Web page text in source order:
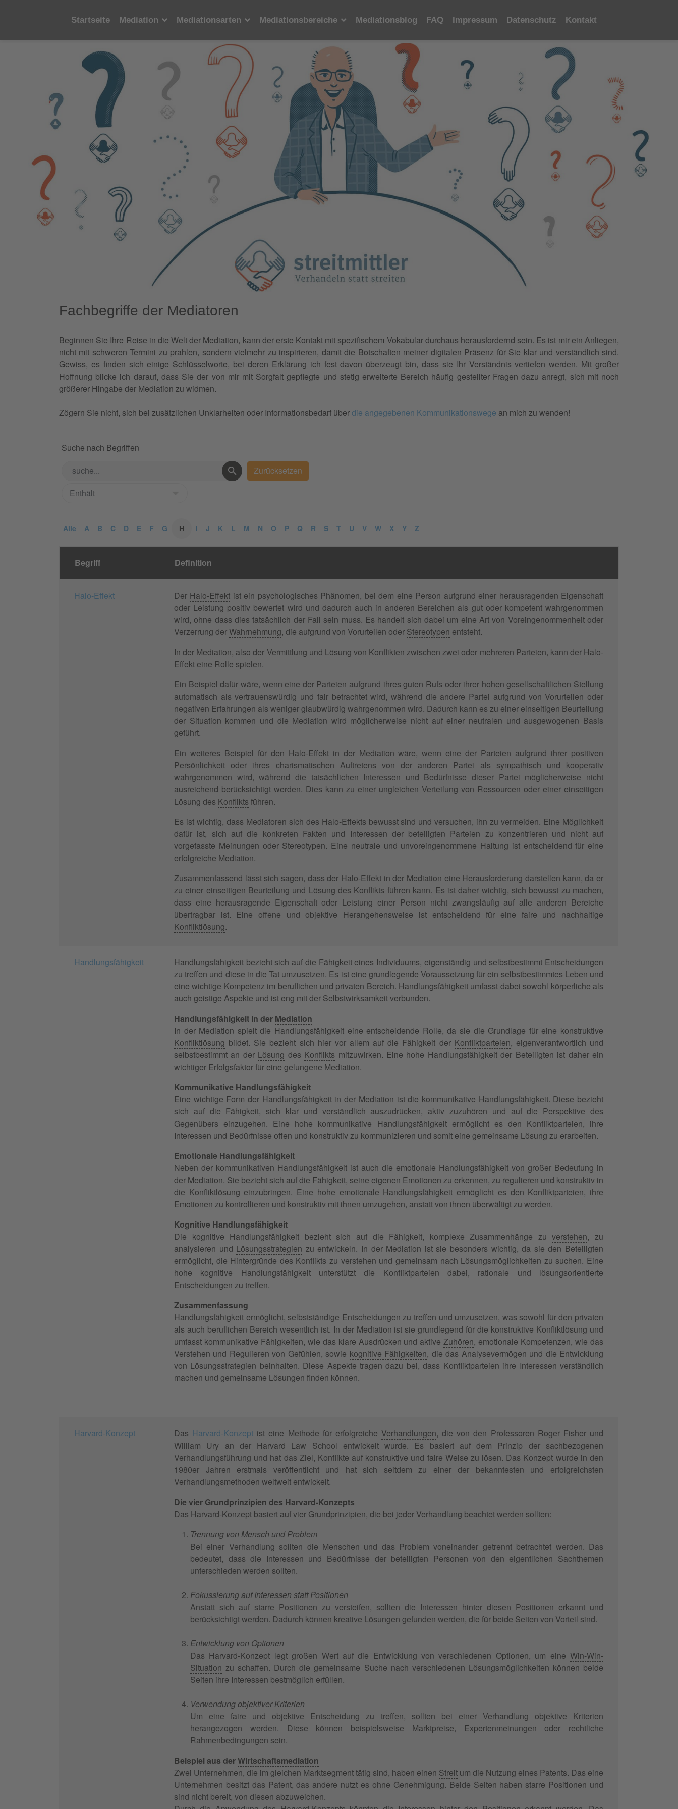
Startseite Mediation Mediationsarten Mediationsbereiche Mediationsblog FAQ Impressum Datenschutz Kontakt
Fachbegriffe der Mediatoren
Beginnen Sie Ihre Reise in die Welt der Mediation, kann der erste Kontakt mit spezifischem Vokabular durchaus herausfordernd sein. Es ist mir ein Anliegen,
nicht mit schweren Termini zu prahlen, sondern vielmehr zu inspirieren, damit die Botschaften meiner digitalen Präsenz für Sie klar und verständlich sind.
Gewiss, es finden sich einige Schlüsselworte, bei deren Erklärung ich fest davon überzeugt bin, dass sie Ihr Verständnis vertiefen werden. Mit großer
Hoffnung blicke ich darauf, dass Sie der von mir mit Sorgfalt gepflegte und stetig erweiterte Bereich häufig gestellter Fragen dazu anregt, sich mit noch
größerer Hingabe der Mediation zu widmen.
Zögern Sie nicht, sich bei zusätzlichen Unklarheiten oder Informationsbedarf überdie angegebenen Kommunikationswege an mich zu wenden!
Suche nach Begriffen
Alle A B C D E F G H I J K L M N O P Q R S T U V W X Y Z
Begriff Definition
Halo-Effekt Der Halo-Effekt ist ein psychologisches Phänomen, bei dem eine Person aufgrund einer herausragenden Eigenschaft
oder Leistung positiv bewertet wird und dadurch auch in anderen Bereichen als gut oder kompetent wahrgenommen
wird, ohne dass dies tatsächlich der Fall sein muss. Es handelt sich dabei um eine Art von Voreingenommenheit oder
Verzerrung derWahrnehmung, die aufgrund von Vorurteilen oder Stereotypen entsteht.
In der Mediation, also der Vermittlung und Lösung von Konflikten zwischen zwei oder mehreren Parteien, kann der Halo-
Effekt eine Rolle spielen.
Ein Beispiel dafür wäre, wenn eine der Parteien aufgrund ihres guten Rufs oder ihrer hohen gesellschaftlichen Stellung
automatisch als vertrauenswürdig und fair betrachtet wird, während die andere Partei aufgrund von Vorurteilen oder
negativen Erfahrungen als weniger glaubwürdig wahrgenommen wird. Dadurch kann es zu einer einseitigen Beurteilung
der Situation kommen und die Mediation wird möglicherweise nicht auf einer neutralen und ausgewogenen Basis
geführt.
Ein weiteres Beispiel für den Halo-Effekt in der Mediation wäre, wenn eine der Parteien aufgrund ihrer positiven
Persönlichkeit oder ihres charismatischen Auftretens von der anderen Partei als sympathisch und kooperativ
wahrgenommen wird, während die tatsächlichen Interessen und Bedürfnisse dieser Partei möglicherweise nicht
ausreichend berücksichtigt werden. Dies kann zu einer ungleichen Verteilung von Ressourcen oder einer einseitigen
Lösung des Konflikts führen.
Es ist wichtig, dass Mediatoren sich des Halo-Effekts bewusst sind und versuchen, ihn zu vermeiden. Eine Möglichkeit
dafür ist, sich auf die konkreten Fakten und Interessen der beteiligten Parteien zu konzentrieren und nicht auf
vorgefasste Meinungen oder Stereotypen. Eine neutrale und unvoreingenommene Haltung ist entscheidend für eine
erfolgreiche Mediation.
Zusammenfassend lässt sich sagen, dass der Halo-Effekt in der Mediation eine Herausforderung darstellen kann, da er
zu einer einseitigen Beurteilung und Lösung des Konflikts führen kann. Es ist daher wichtig, sich bewusst zu machen,
dass eine herausragende Eigenschaft oder Leistung einer Person nicht zwangsläufig auf alle anderen Bereiche
übertragbar ist. Eine offene und objektive Herangehensweise ist entscheidend für eine faire und nachhaltige
Konfliktlösung.
Handlungsfähigkeit Handlungsfähigkeit bezieht sich auf die Fähigkeit eines Individuums, eigenständig und selbstbestimmt Entscheidungen
zu treffen und diese in die Tat umzusetzen. Es ist eine grundlegende Voraussetzung für ein selbstbestimmtes Leben und
eine wichtige Kompetenz im beruflichen und privaten Bereich. Handlungsfähigkeit umfasst dabei sowohl körperliche als
auch geistige Aspekte und ist eng mit der Selbstwirksamkeitverbunden.
Handlungsfähigkeit in der Mediation
In der Mediation spielt die Handlungsfähigkeit eine entscheidende Rolle, da sie die Grundlage für eine konstruktive
Konfliktlösung bildet. Sie bezieht sich hier vor allem auf die Fähigkeit der Konfliktparteien, eigenverantwortlich und
selbstbestimmt an der Lösung des Konflikts mitzuwirken. Eine hohe Handlungsfähigkeit der Beteiligten ist daher ein
wichtiger Erfolgsfaktor für eine gelungene Mediation.
Kommunikative Handlungsfähigkeit
Eine wichtige Form der Handlungsfähigkeit in der Mediation ist die kommunikative Handlungsfähigkeit. Diese bezieht
sich auf die Fähigkeit, sich klar und verständlich auszudrücken, aktiv zuzuhören und auf die Perspektive des
Gegenübers einzugehen. Eine hohe kommunikative Handlungsfähigkeit ermöglicht es den Konfliktparteien, ihre
Interessen und Bedürfnisse offen und konstruktiv zu kommunizieren und somit eine gemeinsame Lösung zu erarbeiten.
Emotionale Handlungsfähigkeit
Neben der kommunikativen Handlungsfähigkeit ist auch die emotionale Handlungsfähigkeit von großer Bedeutung in
der Mediation. Sie bezieht sich auf die Fähigkeit, seine eigenen Emotionen zu erkennen, zu regulieren und konstruktiv in
die Konfliktlösung einzubringen. Eine hohe emotionale Handlungsfähigkeit ermöglicht es den Konfliktparteien, ihre
Emotionen zu kontrollieren und konstruktiv mit ihnen umzugehen, anstatt von ihnen überwältigt zu werden.
Kognitive Handlungsfähigkeit
Die kognitive Handlungsfähigkeit bezieht sich auf die Fähigkeit, komplexe Zusammenhänge zuverstehen, zu
analysieren und Lösungsstrategien zu entwickeln. In der Mediation ist sie besonders wichtig, da sie den Beteiligten
ermöglicht, die Hintergründe des Konflikts zu verstehen und gemeinsam nach Lösungsmöglichkeiten zu suchen. Eine
hohe kognitive Handlungsfähigkeit unterstützt die Konfliktparteien dabei, rationale und lösungsorientierte
Entscheidungen zu treffen.
Zusammenfassung
Handlungsfähigkeit ermöglicht, selbstständige Entscheidungen zu treffen und umzusetzen, was sowohl für den privaten
als auch beruflichen Bereich wesentlich ist. In der Mediation ist sie grundlegend für die konstruktive Konfliktlösung und
umfasst kommunikative Fähigkeiten, wie das klare Ausdrücken und aktiveZuhören, emotionale Kompetenzen, wie das
Verstehen und Regulieren von Gefühlen, sowie kognitive Fähigkeiten, die das Analysevermögen und die Entwicklung
von Lösungsstrategien beinhalten. Diese Aspekte tragen dazu bei, dass Konfliktparteien ihre Interessen verständlich
machen und gemeinsame Lösungen finden können.
Harvard-Konzept Das Harvard-Konzept ist eine Methode für erfolgreiche Verhandlungen, die von den Professoren Roger Fisher und
William Ury an der Harvard Law School entwickelt wurde. Es basiert auf dem Prinzip der sachbezogenen
Verhandlungsführung und hat das Ziel, Konflikte auf konstruktive und faire Weise zu lösen. Das Konzept wurde in den
1980er Jahren erstmals veröffentlicht und hat sich seitdem zu einer der bekanntesten und erfolgreichsten
Verhandlungsmethoden weltweit entwickelt.
Die vier Grundprinzipien des Harvard-Konzepts
Das Harvard-Konzept basiert auf vier Grundprinzipien, die bei jeder Verhandlung beachtet werden sollten:
Trennung von Mensch und Problem
Bei einer Verhandlung sollten die Menschen und das Problem voneinander getrennt betrachtet werden. Das
bedeutet, dass die Interessen und Bedürfnisse der beteiligten Personen von den eigentlichen Sachthemen
unterschieden werden sollten.
Fokussierung auf Interessen statt Positionen
Anstatt sich auf starre Positionen zu versteifen, sollten die Interessen hinter diesen Positionen erkannt und
berücksichtigt werden. Dadurch können kreative Lösungen gefunden werden, die für beide Seiten von Vorteil sind.
Entwicklung von Optionen
Das Harvard-Konzept legt großen Wert auf die Entwicklung von verschiedenen Optionen, um eine Win-Win-
Situation zu schaffen. Durch die gemeinsame Suche nach verschiedenen Lösungsmöglichkeiten können beide
Seiten ihre Interessen bestmöglich erfüllen.
Verwendung objektiver Kriterien
Um eine faire und objektive Entscheidung zu treffen, sollten bei einer Verhandlung objektive Kriterien
herangezogen werden. Diese können beispielsweise Marktpreise, Expertenmeinungen oder rechtliche
Rahmenbedingungen sein.
Beispiel aus derWirtschaftsmediation
Zwei Unternehmen, die im gleichen Marktsegment tätig sind, haben einen Streit um die Nutzung eines Patents. Das eine
Unternehmen besitzt das Patent, das andere nutzt es ohne Genehmigung. Beide Seiten haben starre Positionen und
sind nicht bereit, von diesen abzuweichen.